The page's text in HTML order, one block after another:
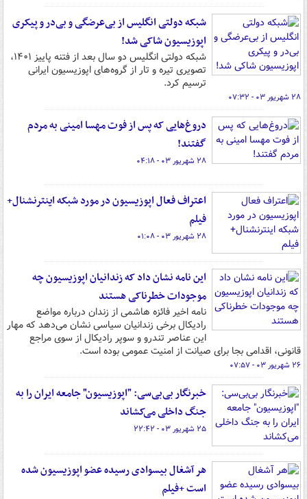
شبکه دولتی انگلیس از بی‌عرضگی و بی‌در و پیکری
اپوزیسیون شاکی شد!
شبکه دولتی انگلیس دو سال بعد از فتنه پاییز ۱۴۰۱،
تصویری تیره و تار از گروه‌های اپوزیسیون ایرانی
ترسیم کرد.
۲۸ شهریور ۰۳ - ۰۷:۳۲
دروغ‌هایی که پس از فوت مهسا امینی به مردم
گفتند!
۲۸ شهریور ۰۳ - ۰۴:۱۸
️اعتراف فعال اپوزیسیون در مورد شبکه‌ اینترنشنال+
فیلم
۲۸ شهریور ۰۳ - ۰۱:۰۸
این نامه نشان داد که زندانیان اپوزیسیون چه
موجودات خطرناکی هستند
نامه اخیر فائزه ‌هاشمی از زندان درباره مواضع
رادیکال برخی زندانیان سیاسی نشان می‌دهد که مهار
این عناصر تندرو و سوپر رادیکال از سوی مراجع
قانونی، اقدامی بجا برای صیانت از امنیت عمومی بوده است.
۲۶ شهریور ۰۳ - ۰۷:۵۷
خبرنگار بی‌بی‌سی: "اپوزیسیون" جامعه ایران را به
جنگ داخلی ‌می‌کشاند
۲۵ شهریور ۰۳ - ۲۲:۴۲
هر آشغال بیسوادی رسیده عضو اپوزیسیون شده
است +فیلم